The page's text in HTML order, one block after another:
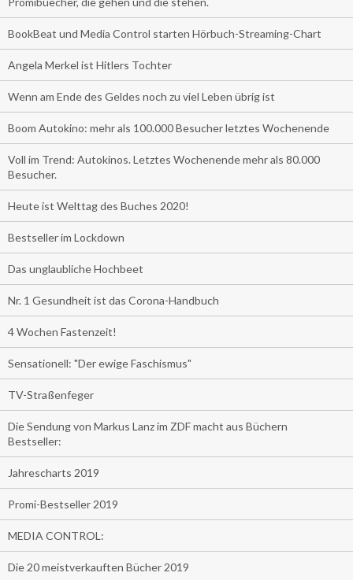
BookBeat und Media Control starten Hörbuch-Streaming-Chart
Angela Merkel ist Hitlers Tochter
Wenn am Ende des Geldes noch zu viel Leben übrig ist
Boom Autokino: mehr als 100.000 Besucher letztes Wochenende
Voll im Trend: Autokinos. Letztes Wochenende mehr als 80.000
Besucher.
Heute ist Welttag des Buches 2020!
Bestseller im Lockdown
Das unglaubliche Hochbeet
Nr. 1 Gesundheit ist das Corona-Handbuch
4 Wochen Fastenzeit!
Sensationell: "Der ewige Faschismus"
TV-Straßenfeger
Die Sendung von Markus Lanz im ZDF macht aus Büchern
Bestseller:
Jahrescharts 2019
Promi-Bestseller 2019
MEDIA CONTROL:
Die 20 meistverkauften Bücher 2019